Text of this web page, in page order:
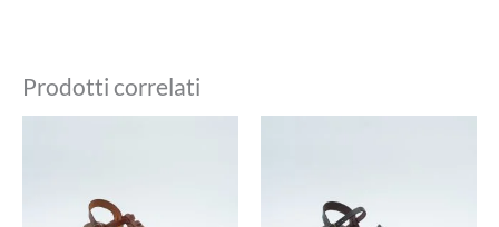
Prodotti correlati
più
più